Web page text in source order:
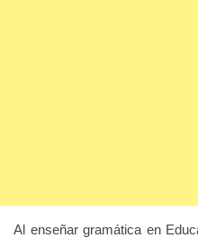
Al enseñar gramática en